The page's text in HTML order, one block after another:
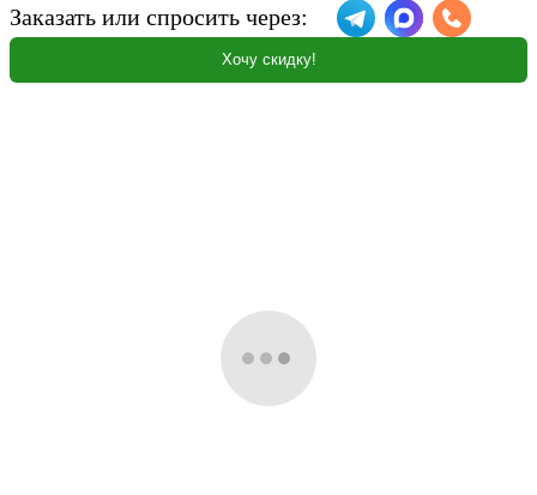
Заказать или спросить через:
Хочу скидку!